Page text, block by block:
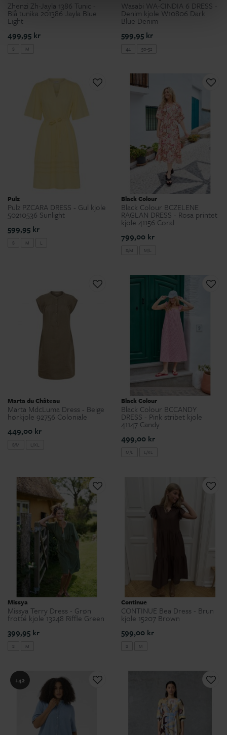
Zhenzi Zh-Jayla 1386 Tunic -
Blå tunika 201386 Jayla Blue
Light
499,95 kr
S M
Wasabi WA-CINDIA 6 DRESS -
Denim kjole W10806 Dark
Blue Denim
599,95 kr
44 50-52
Pulz
Pulz PZCARA DRESS - Gul kjole
50210536 Sunlight
599,95 kr
S M L
Black Colour
Black Colour BCZELENE
RAGLAN DRESS - Rosa printet
kjole 41156 Coral
799,00 kr
S/M M/L
Marta du Château
Marta MdcLuma Dress - Beige
hørkjole 92756 Coloniale
449,00 kr
S/M L/XL
Black Colour
Black Colour BCCANDY
DRESS - Pink stribet kjole
41147 Candy
499,00 kr
M/L L/XL
Missya
Missya Terry Dress - Grøn
frotté kjole 13248 Riffle Green
399,95 kr
S M
Continue
CONTINUE Bea Dress - Brun
kjole 15207 Brown
599,00 kr
S M
+42